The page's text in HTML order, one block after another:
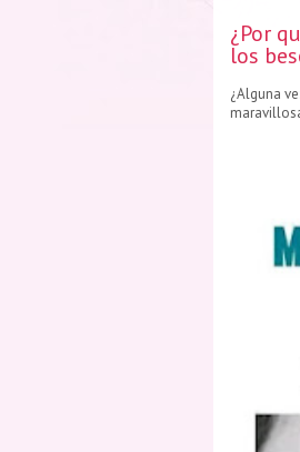
¿Por
los
¿Alguna